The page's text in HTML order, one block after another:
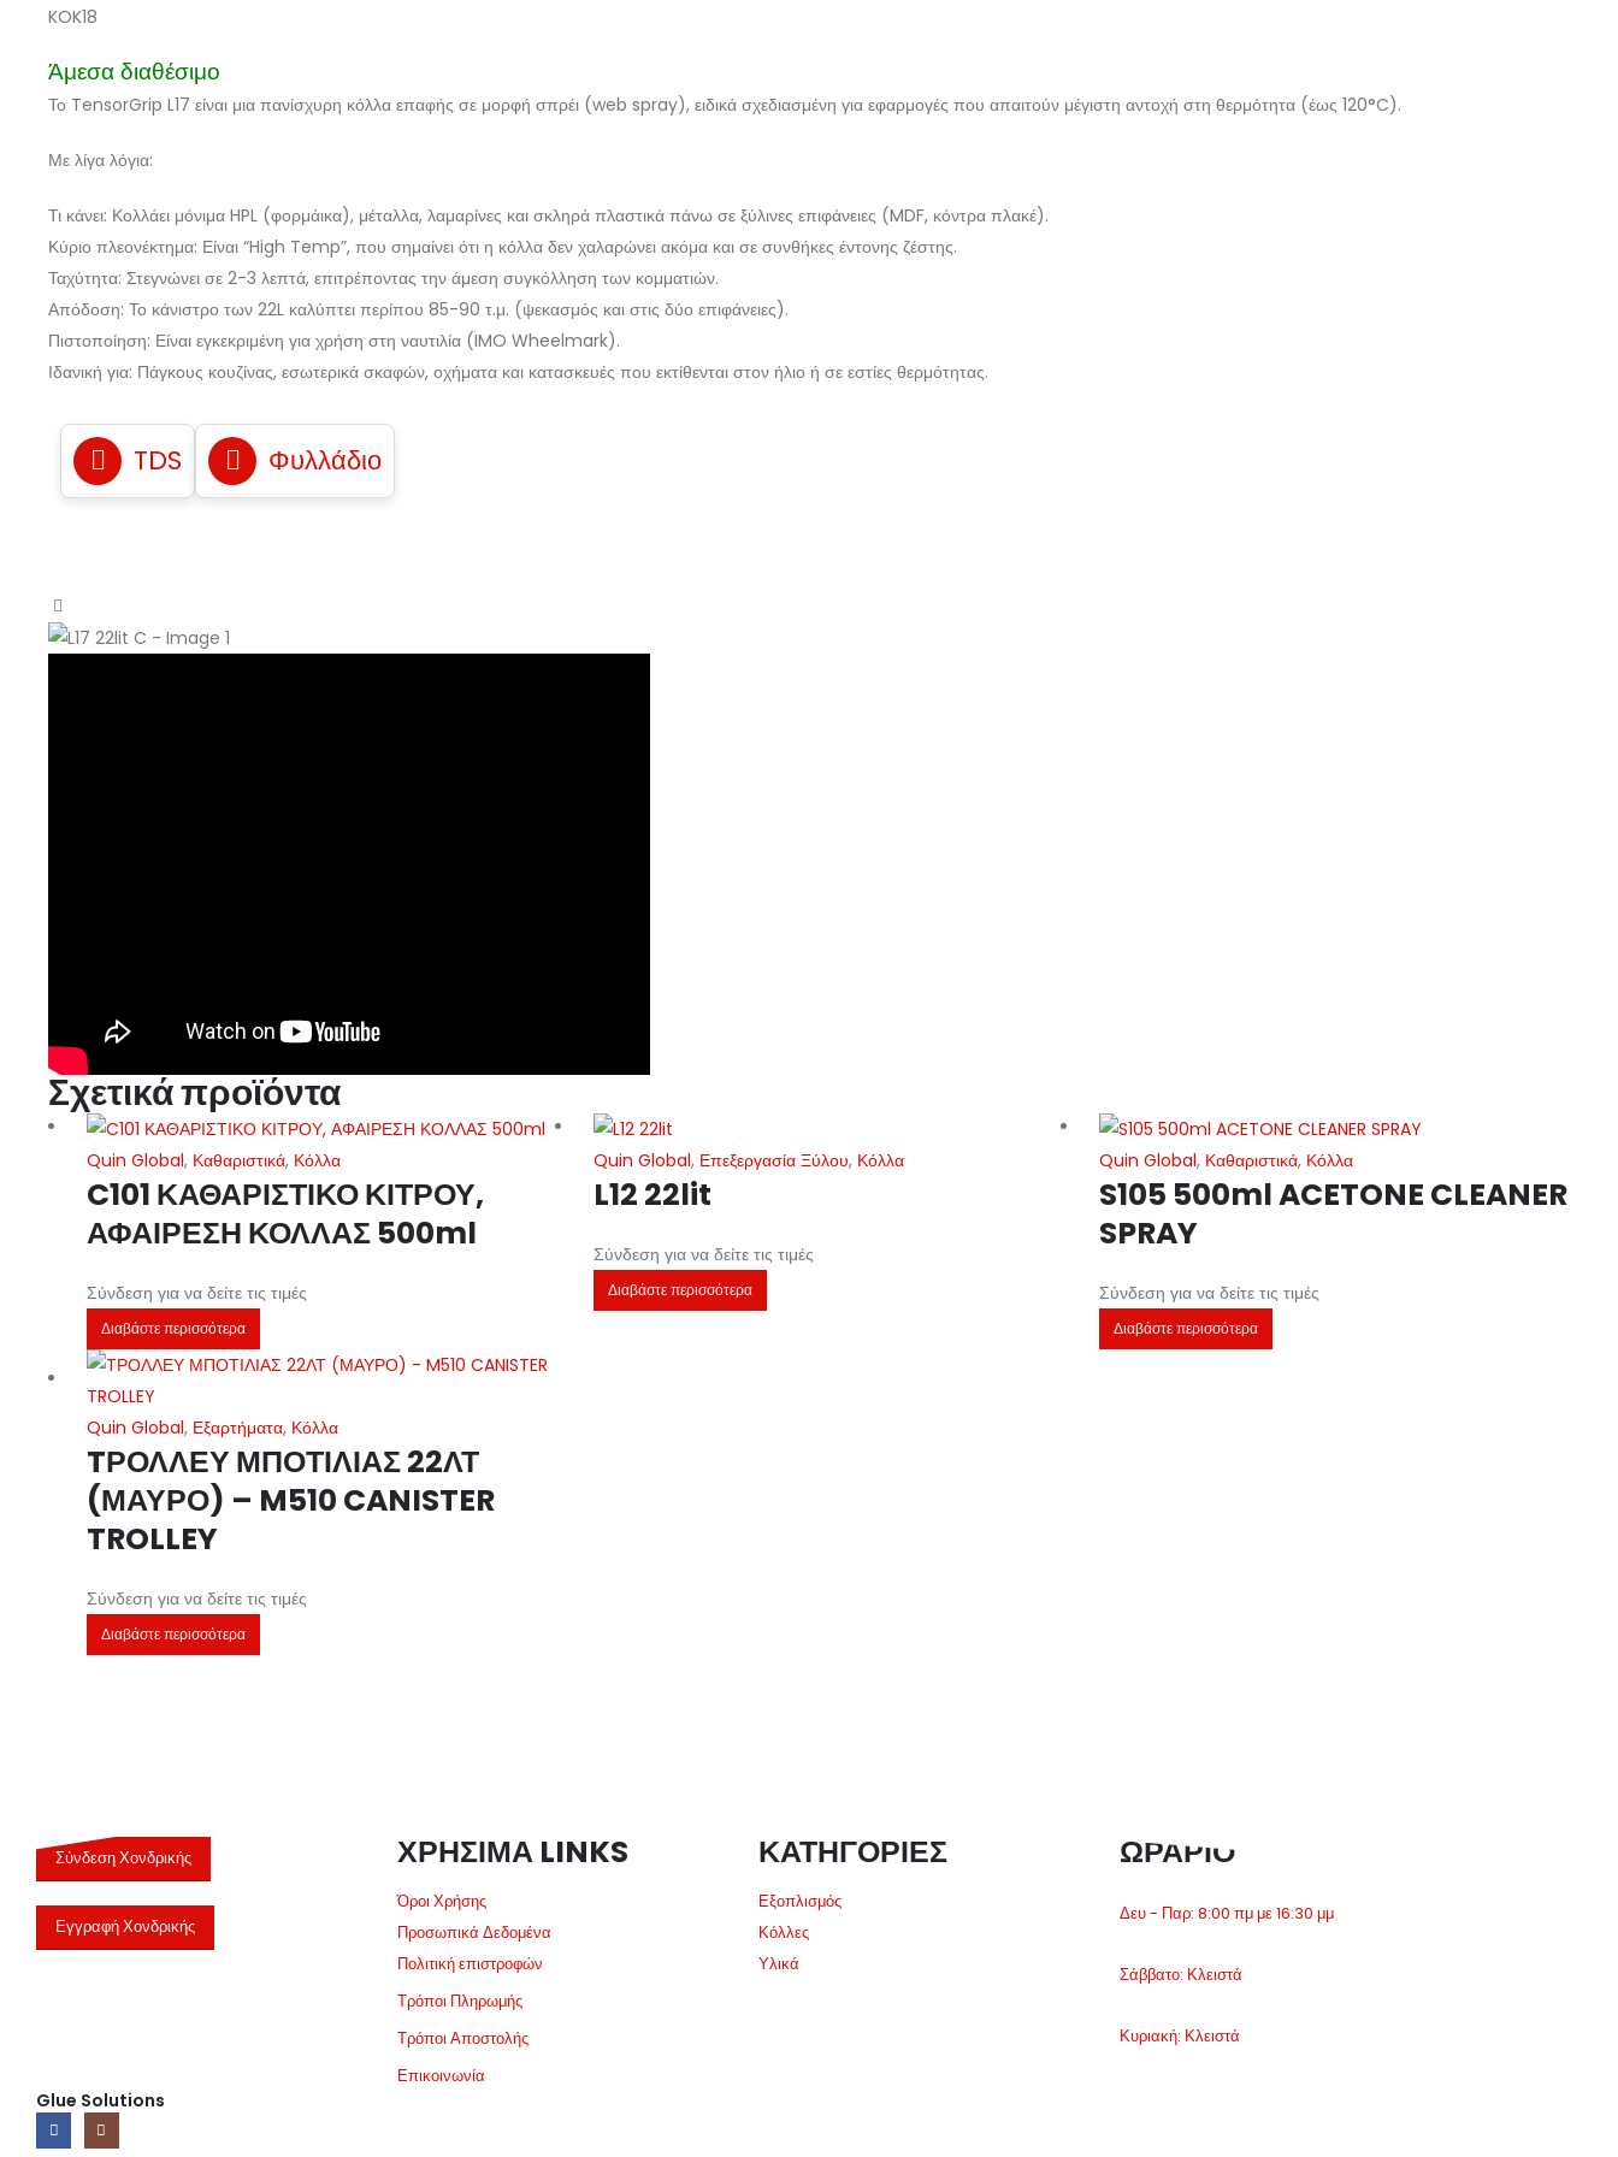
KOK18
Άμεσα διαθέσιμο
Το TensorGrip L17 είναι μια πανίσχυρη κόλλα επαφής σε μορφή σπρέι (web spray), ειδικά σχεδιασμένη για εφαρμογές που απαιτούν μέγιστη αντοχή στη θερμότητα (έως 120°C).
Με λίγα λόγια:
Τι κάνει: Κολλάει μόνιμα HPL (φορμάικα), μέταλλα, λαμαρίνες και σκληρά πλαστικά πάνω σε ξύλινες επιφάνειες (MDF, κόντρα πλακέ).
Κύριο πλεονέκτημα: Είναι “High Temp”, που σημαίνει ότι η κόλλα δεν χαλαρώνει ακόμα και σε συνθήκες έντονης ζέστης.
Ταχύτητα: Στεγνώνει σε 2-3 λεπτά, επιτρέποντας την άμεση συγκόλληση των κομματιών.
Απόδοση: Το κάνιστρο των 22L καλύπτει περίπου 85-90 τ.μ. (ψεκασμός και στις δύο επιφάνειες).
Πιστοποίηση: Είναι εγκεκριμένη για χρήση στη ναυτιλία (IMO Wheelmark).
Ιδανική για: Πάγκους κουζίνας, εσωτερικά σκαφών, οχήματα και κατασκευές που εκτίθενται στον ήλιο ή σε εστίες θερμότητας.
TDS Φυλλάδιο
Σχετικά προϊόντα
Quin Global, Καθαριστικά, Κόλλα
C101 ΚΑΘΑΡΙΣΤΙΚΟ ΚΙΤΡΟΥ,
ΑΦΑΙΡΕΣΗ ΚΟΛΛΑΣ 500ml
Σύνδεση για να δείτε τις τιμές
Διαβάστε περισσότερα
Quin Global, Επεξεργασία Ξύλου, Κόλλα
L12 22lit
Σύνδεση για να δείτε τις τιμές
Διαβάστε περισσότερα
Quin Global, Καθαριστικά, Κόλλα
S105 500ml ACETONE CLEANER
SPRAY
Σύνδεση για να δείτε τις τιμές
Διαβάστε περισσότερα
Quin Global, Εξαρτήματα, Κόλλα
TΡΟΛΛΕΥ ΜΠΟΤΙΛΙΑΣ 22ΛΤ
(ΜΑΥΡΟ) – M510 CANISTER
TROLLEY
Σύνδεση για να δείτε τις τιμές
Διαβάστε περισσότερα
Σύνδεση Χονδρικής
Εγγραφή Χονδρικής
Glue Solutions
ΧΡΗΣΙΜΑ LINKS
Όροι Χρήσης
Προσωπικά Δεδομένα
Πολιτική επιστροφών
Τρόποι Πληρωμής
Τρόποι Αποστολής
Επικοινωνία
ΚΑΤΗΓΟΡΙΕΣ
Εξοπλισμός
Κόλλες
Υλικά
ΩΡΑΡΙΟ
Δευ - Παρ: 8:00 πμ με 16:30 μμ
Σάββατο: Κλειστά
Κυριακή: Κλειστά